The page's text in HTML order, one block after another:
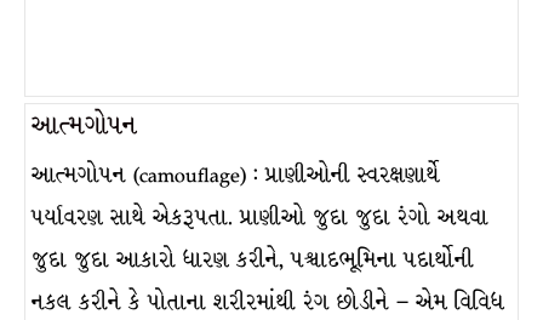
આત્મગોપન
આત્મગોપન (camouflage) : પ્રાણીઓની સ્વરક્ષણાર્થે
પર્યાવરણ સાથે એકરૂપતા. પ્રાણીઓ જુદા જુદા રંગો અથવા
જુદા જુદા આકારો ધારણ કરીને, પશ્ચાદભૂમિના પદાર્થોની
નકલ કરીને કે પોતાના શરીરમાંથી રંગ છોડીને – એમ વિવિધ